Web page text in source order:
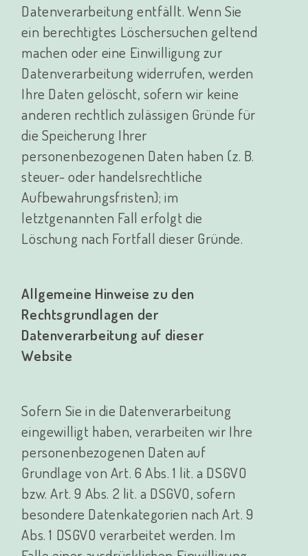
Datenverarbeitung entfällt. Wenn Sie
ein berechtigtes Löschersuchen geltend
machen oder eine Einwilligung zur
Datenverarbeitung widerrufen, werden
Ihre Daten gelöscht, sofern wir keine
anderen rechtlich zulässigen Gründe für
die Speicherung Ihrer
personenbezogenen Daten haben (z. B.
steuer- oder handelsrechtliche
Aufbewahrungsfristen); im
letztgenannten Fall erfolgt die
Löschung nach Fortfall dieser Gründe.
Allgemeine Hinweise zu den
Rechtsgrundlagen der
Datenverarbeitung auf dieser
Website
Sofern Sie in die Datenverarbeitung
eingewilligt haben, verarbeiten wir Ihre
personenbezogenen Daten auf
Grundlage von Art. 6 Abs. 1 lit. a DSGVO
bzw. Art. 9 Abs. 2 lit. a DSGVO, sofern
besondere Datenkategorien nach Art. 9
Abs. 1 DSGVO verarbeitet werden. Im